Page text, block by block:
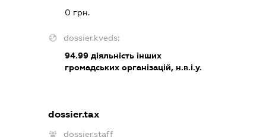
0 грн.
dossier.kveds:
94.99діяльність інших
громадських організацій, н.в.і.у.
dossier.tax
dossier.staff